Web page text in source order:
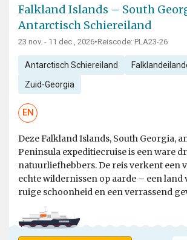
Falkland Islands – South
Antarctisch Schiereiland
23 nov. - 11 dec., 2026•Reiscode: PLA23-26
Antarctisch Schiereiland
Zuid-Georgia
EN
Deze Falkland Islands, South Georgia,
Peninsula expeditiecruise is een ware
natuurliefhebbers. De reis verkent een
echte wildernissen op aarde – een land
ruige schoonheid en een verrassend